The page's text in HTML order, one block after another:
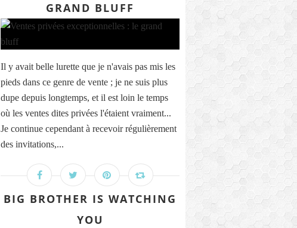
GRAND BLUFF
Il y avait belle lurette que je n'avais pas mis les
pieds dans ce genre de vente ; je ne suis plus
dupe depuis longtemps, et il est loin le temps
où les ventes dites privées l'étaient vraiment...
Je continue cependant à recevoir régulièrement
des invitations,...
BIG BROTHER IS WATCHING
YOU